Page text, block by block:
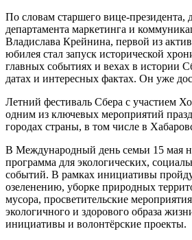
По словам старшего вице-президента,
департамента маркетинга и
Владислава Крейнина, первой из
юбилея стал запуск исторической
главных событиях и вехах в истории
датах и интересных фактах. Он уже
Летний фестиваль Сбера с участием
одним из ключевых мероприятий
городах страны, в том числе в
В Международный день семьи 15 мая
программа для экологических,
событий. В рамках инициативы
озеленению, уборке природных
мусора, просветительские
экологичного и здорового образа
инициативы и волонтёрские проекты.